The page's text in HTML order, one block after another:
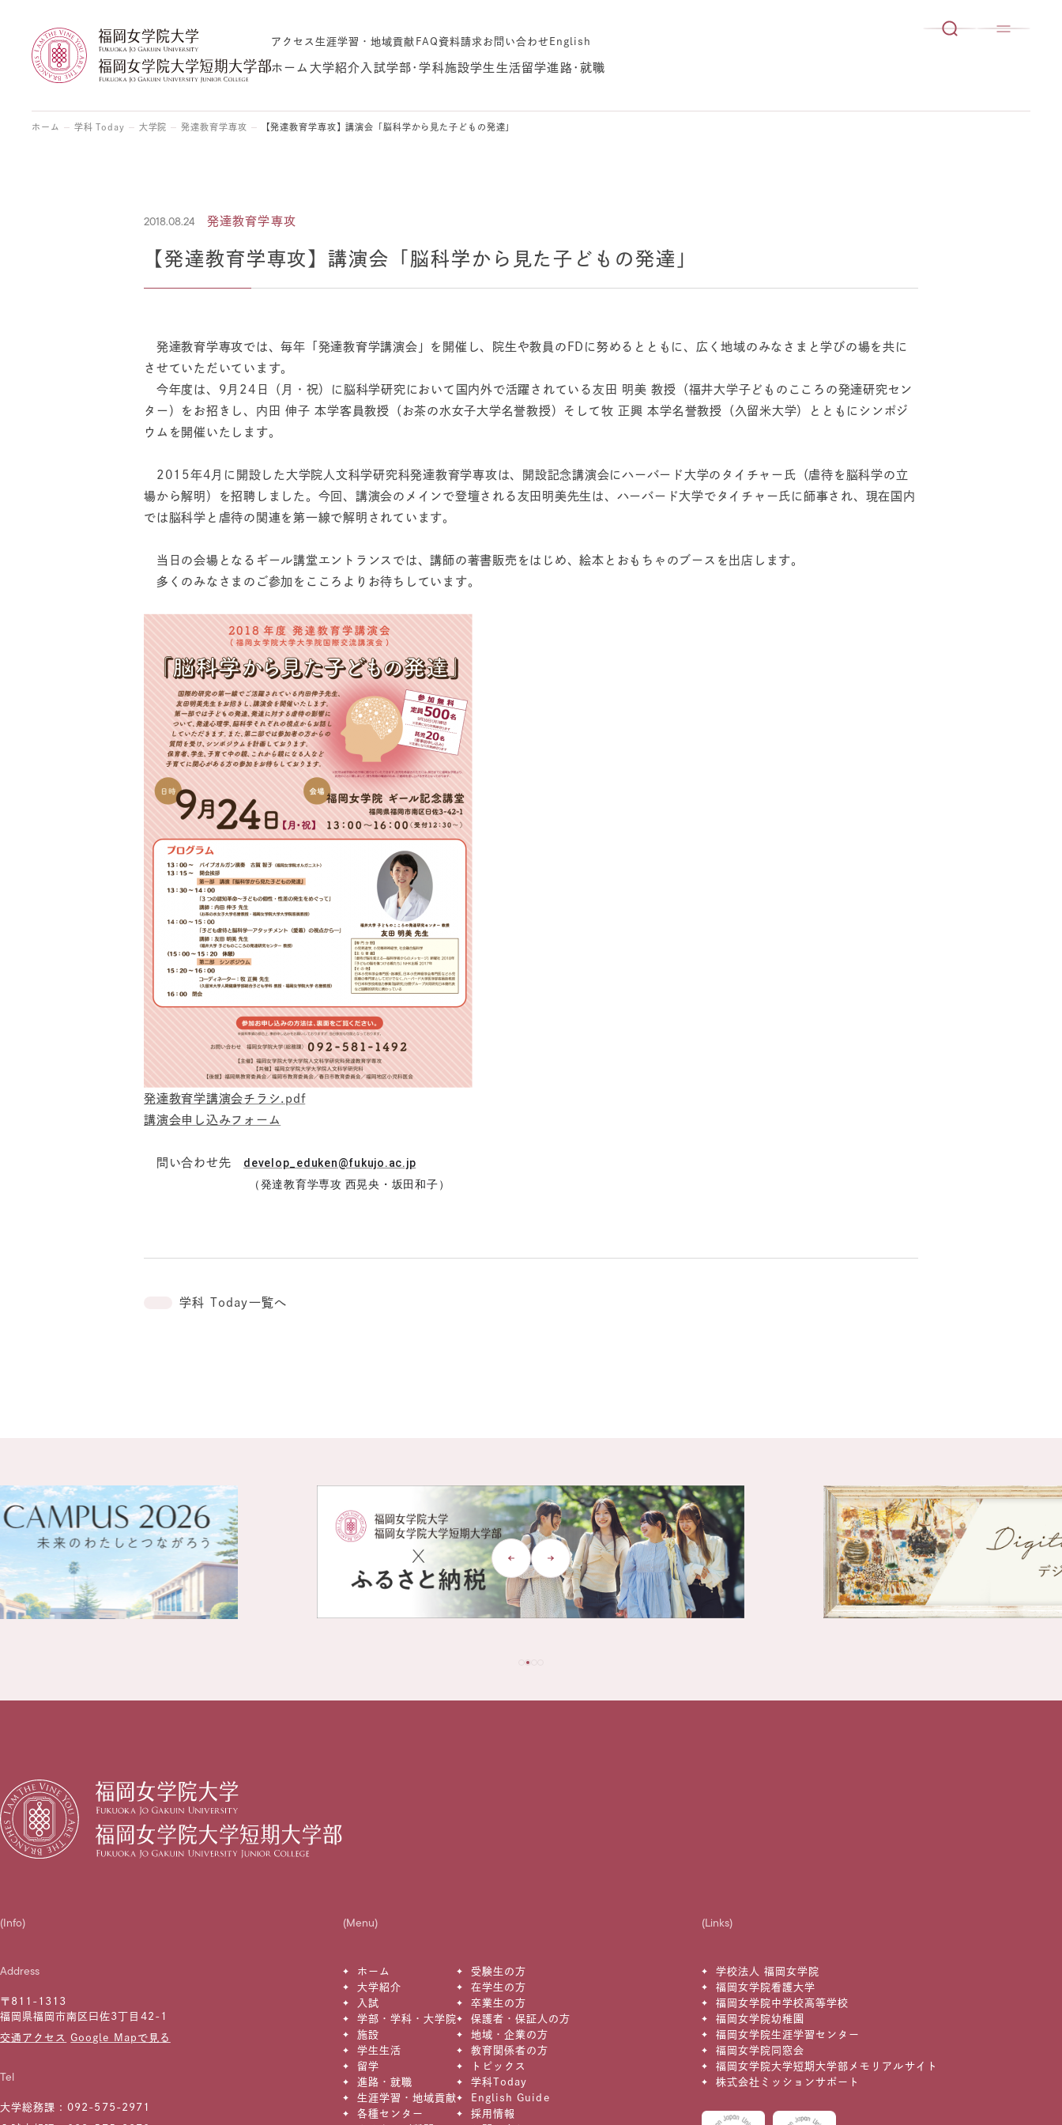
アクセス生涯学習・地域貢献 FAQ資料請求 お問い合わせ English
ホーム 大学紹介 入試学部･学科施設学生生活留学進路･就職
ホーム 学科 Today 大学院 発達教育学専攻 【発達教育学専攻】講演会「脳科学から見た子どもの発達」
2018.08.24 発達教育学専攻
【発達教育学専攻】講演会「脳科学から見た子どもの発達」
発達教育学専攻では、毎年「発達教育学講演会」を開催し、院生や教員のFDに努めるとともに、広く地域のみなさまと学びの場を共に
させていただいています。
今年度は、9月24日（月・祝）に脳科学研究において国内外で活躍されている友田 明美 教授（福井大学子どものこころの発達研究セン
ター）をお招きし、内田 伸子 本学客員教授（お茶の水女子大学名誉教授）そして牧 正興 本学名誉教授（久留米大学）とともにシンポジ
ウムを開催いたします。
2015年4月に開設した大学院人文科学研究科発達教育学専攻は、開設記念講演会にハーバード大学のタイチャー氏（虐待を脳科学の立
場から解明）を招聘しました。今回、講演会のメインで登壇される友田明美先生は、ハーバード大学でタイチャー氏に師事され、現在国内
では脳科学と虐待の関連を第一線で解明されています。
当日の会場となるギール講堂エントランスでは、講師の著書販売をはじめ、絵本とおもちゃのブースを出店します。
多くのみなさまのご参加をこころよりお待ちしています。
発達教育学講演会チラシ.pdf
講演会申し込みフォーム
問い合わせ先 develop_eduken@fukujo.ac.jp
（発達教育学専攻 西晃央・坂田和子）
学科 Today一覧へ
(Info)
Address
〒811-1313
福岡県福岡市南区曰佐3丁目42-1
交通アクセス Google Mapで見る
Tel
大学総務課 : 092-575-2971
(Menu)
ホーム
大学紹介
入試
学部・学科・大学院
施設
学生生活
留学
進路・就職
生涯学習・地域貢献
各種センター
受験生の方
在学生の方
卒業生の方
保護者・保証人の方
地域・企業の方
教育関係者の方
トピックス
学科Today
English Guide
採用情報
(Links)
学校法人 福岡女学院
福岡女学院看護大学
福岡女学院中学校高等学校
福岡女学院幼稚園
福岡女学院生涯学習センター
福岡女学院同窓会
福岡女学院大学短期大学部メモリアルサイト
株式会社ミッションサポート